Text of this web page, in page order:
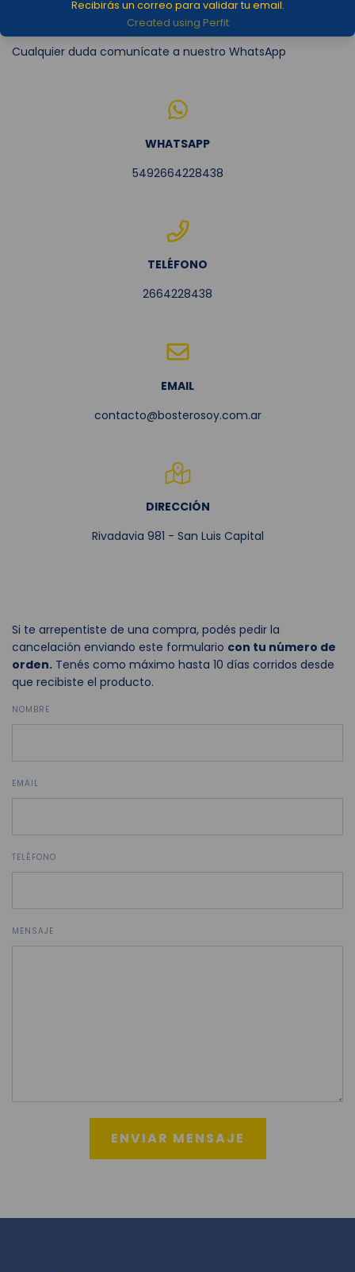
Cualquier duda comunícate a nuestro WhatsApp
WHATSAPP
5492664228438
TELÉFONO
2664228438
EMAIL
contacto@bosterosoy.com.ar
DIRECCIÓN
Rivadavia 981 - San Luis Capital
Si te arrepentiste de una compra, podés pedir la
cancelación enviando este formulario con tu número de
orden. Tenés como máximo hasta 10 días corridos desde
que recibiste el producto.
NOMBRE
EMAIL
TELÉFONO
MENSAJE
Recibirás un correo para validar tu email.
Created using Perfit